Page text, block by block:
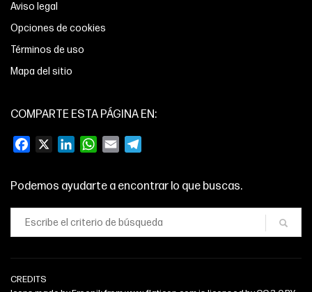
Aviso legal
Opciones de cookies
Términos de uso
Mapa del sitio
COMPARTE ESTA PÁGINA EN:
Facebook LinkedInWhatsApp
Email
Podemos ayudarte a encontrar lo que buscas.
CREDITS